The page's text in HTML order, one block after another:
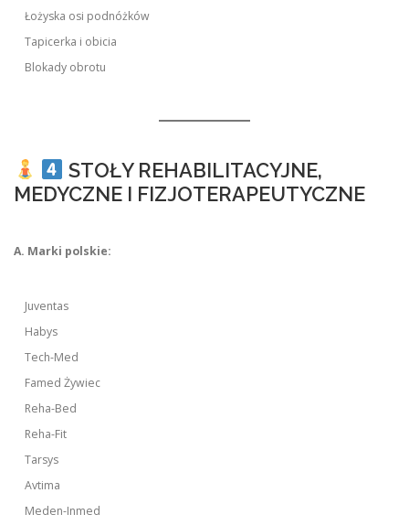
Łożyska osi podnóżków
Tapicerka i obicia
Blokady obrotu
STOŁY REHABILITACYJNE,
MEDYCZNE I FIZJOTERAPEUTYCZNE
A. Marki polskie:
Juventas
Habys
Tech-Med
Famed Żywiec
Reha-Bed
Reha-Fit
Tarsys
Avtima
Meden-Inmed